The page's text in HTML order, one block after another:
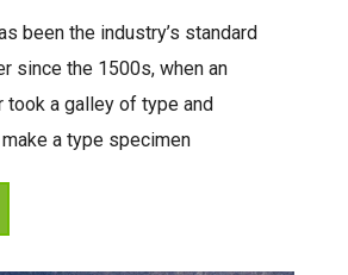
been the industry’s standard
since the 1500s, when an
took a galley of type and
a type specimen